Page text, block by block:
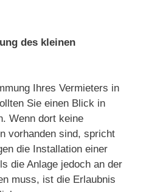
des kleinen
Ihres Vermieters in
Sie einen Blick in
Wenn dort keine
vorhanden sind, spricht
die Installation einer
die Anlage jedoch an der
muss, ist die Erlaubnis